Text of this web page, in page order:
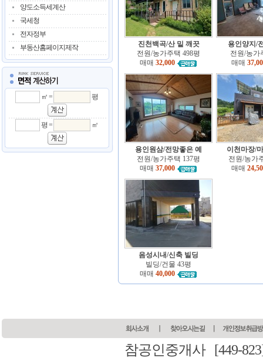
양도소득세계산
국세청
전자정부
부동산홈페이지제작
㎡ = 평
평 = ㎡
진천백곡/산 밑 깨끗
전원/농가주택 498평
매매 32,000
용인양지/
전원/농가
매매
용인원삼/전망좋은 예
전원/농가주택 137평
매매 37,000
이천마장/
전원/농가
매매
음성시내/신축 빌딩
빌딩/건물 43평
매매 40,000
참공인중개사
[449-